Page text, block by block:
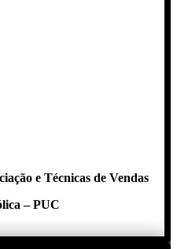
e Técnicas de Vendas
– PUC